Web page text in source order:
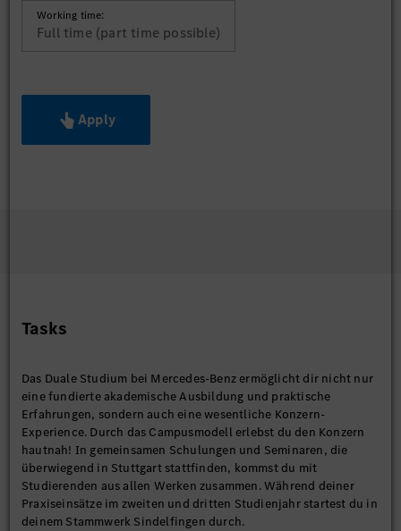
Working time:
Full time (part time possible)
Apply
Tasks
Das Duale Studium bei Mercedes-Benz ermöglicht dir nicht nur
eine fundierte akademische Ausbildung und praktische
Erfahrungen, sondern auch eine wesentliche Konzern-
Experience. Durch das Campusmodell erlebst du den Konzern
hautnah! In gemeinsamen Schulungen und Seminaren, die
überwiegend in Stuttgart stattfinden, kommst du mit
Studierenden aus allen Werken zusammen. Während deiner
Praxiseinsätze im zweiten und dritten Studienjahr startest du in
deinem Stammwerk Sindelfingen durch.